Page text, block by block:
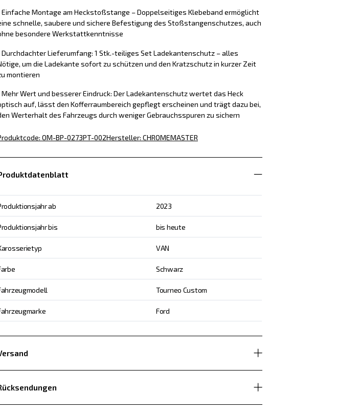
Einfache Montage am Heckstoßstange – Doppelseitiges Klebeband ermöglicht
schnelle, saubere und sichere Befestigung des Stoßstangenschutzes, auch
besondere Werkstattkenntnisse
Durchdachter Lieferumfang: 1 Stk.-teiliges Set Ladekantenschutz – alles
um die Ladekante sofort zu schützen und den Kratzschutz in kurzer Zeit
montieren
Mehr Wert und besserer Eindruck: Der Ladekantenschutz wertet das Heck
auf, lässt den Kofferraumbereich gepflegt erscheinen und trägt dazu bei,
Werterhalt des Fahrzeugs durch weniger Gebrauchsspuren zu sichern
: OM-BP-0273PT-002Hersteller: CHROMEMASTER
ab 2023
bis bis heute
VAN
Schwarz
Tourneo Custom
Ford